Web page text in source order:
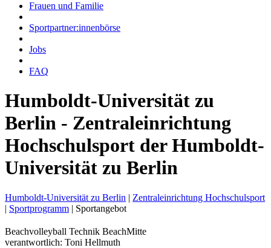
Frauen und Familie
Sportpartner:innenbörse
Jobs
FAQ
Humboldt-Universität zu
Berlin - Zentraleinrichtung
Hochschulsport der Humboldt-
Universität zu Berlin
Humboldt-Universität zu Berlin | Zentraleinrichtung Hochschulsport
| Sportprogramm | Sportangebot
Beachvolleyball Technik BeachMitte
verantwortlich: Toni Hellmuth